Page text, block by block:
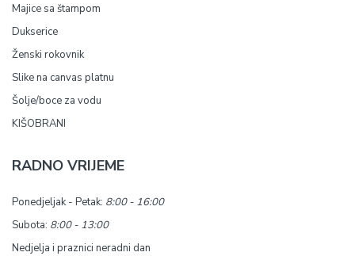
Majice sa štampom
Dukserice
Ženski rokovnik
Slike na canvas platnu
Šolje/boce za vodu
KIŠOBRANI
RADNO VRIJEME
Ponedjeljak - Petak: 8:00 - 16:00
Subota: 8:00 - 13:00
Nedjelja i praznici neradni dan